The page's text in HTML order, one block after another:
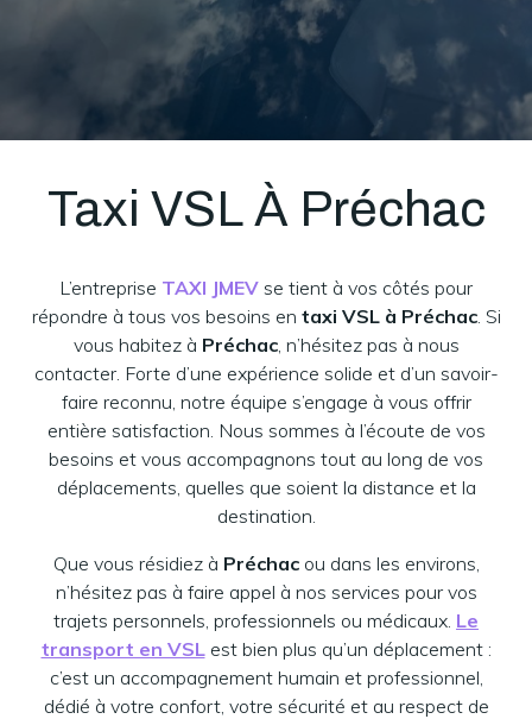
Taxi VSL À Préchac
L’entreprise TAXI JMEV se tient à vos côtés pour
répondre à tous vos besoins en taxi VSL à Préchac. Si
vous habitez à Préchac, n’hésitez pas à nous
contacter. Forte d’une expérience solide et d’un savoir-
faire reconnu, notre équipe s’engage à vous offrir
entière satisfaction. Nous sommes à l’écoute de vos
besoins et vous accompagnons tout au long de vos
déplacements, quelles que soient la distance et la
destination.
Que vous résidiez à Préchacou dans les environs,
n’hésitez pas à faire appel à nos services pour vos
trajets personnels, professionnels ou médicaux. Le
transport en VSLest bien plus qu’un déplacement :
c’est un accompagnement humain et professionnel,
dédié à votre confort, votre sécurité et au respect de